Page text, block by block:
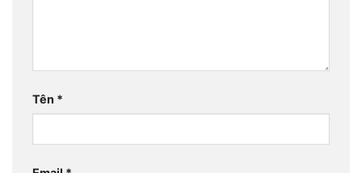
Tên *